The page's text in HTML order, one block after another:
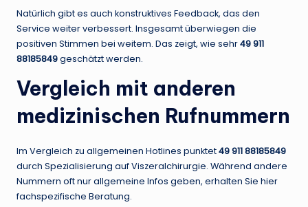
Natürlich gibt es auch konstruktives Feedback, das den
Service weiter verbessert. Insgesamt überwiegen die
positiven Stimmen bei weitem. Das zeigt, wie sehr49 911
88185849geschätzt werden.
Vergleich mit anderen
medizinischen Rufnummern
Im Vergleich zu allgemeinen Hotlines punktet49 911 88185849
durch Spezialisierung auf Viszeralchirurgie. Während andere
Nummern oft nur allgemeine Infos geben, erhalten Sie hier
fachspezifische Beratung.